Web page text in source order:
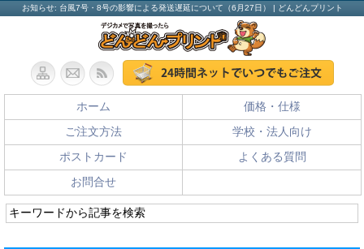
お知らせ: 台風7号・8号の影響による発送遅延について（6月27日） | どんどんプリント
ホーム 価格・仕様
ご注文方法 学校・法人向け
ポストカード よくある質問
お問合せ